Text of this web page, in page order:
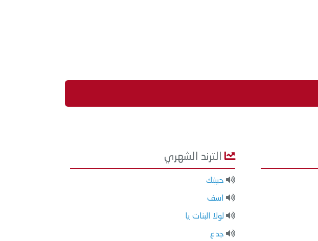
الترند الشهري
حبيتك
اسف
لولا البنات يا
جدع